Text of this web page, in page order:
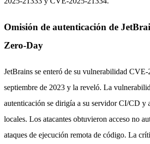
Omisión de autenticación de
Zero-Day
JetBrains se enteró de su vulnerabilidad
septiembre de 2023 y la reveló. La
autenticación se dirigía a su servidor CI/CD y
locales. Los atacantes obtuvieron acceso no
ataques de ejecución remota de código. La